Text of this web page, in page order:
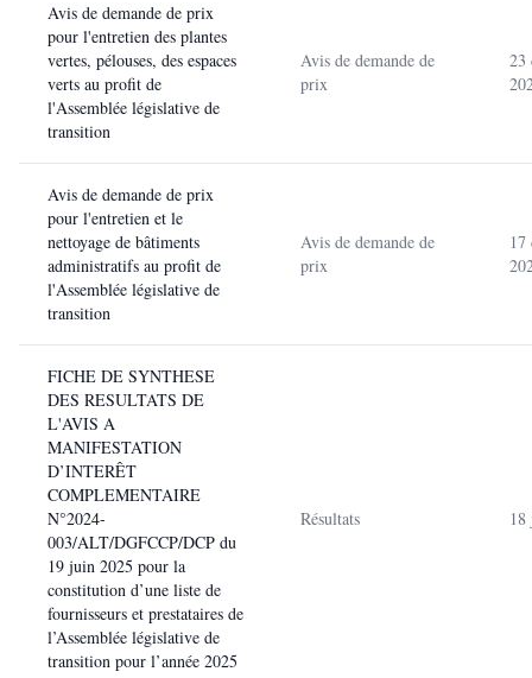
Avis de demande de prix
pour l'entretien des plantes
vertes, pélouses, des espaces
verts au profit de
l'Assemblée législative de
transition
Avis de demande de
prix
23
Avis de demande de prix
pour l'entretien et le
nettoyage de bâtiments
administratifs au profit de
l'Assemblée législative de
transition
Avis de demande de
prix
17
FICHE DE SYNTHESE
DES RESULTATS DE
L'AVIS A
MANIFESTATION
D’INTERÊT
COMPLEMENTAIRE
N°2024-
003/ALT/DGFCCP/DCP du
19 juin 2025 pour la
constitution d’une liste de
fournisseurs et prestataires de
l’Assemblée législative de
transition pour l’année 2025
Résultats